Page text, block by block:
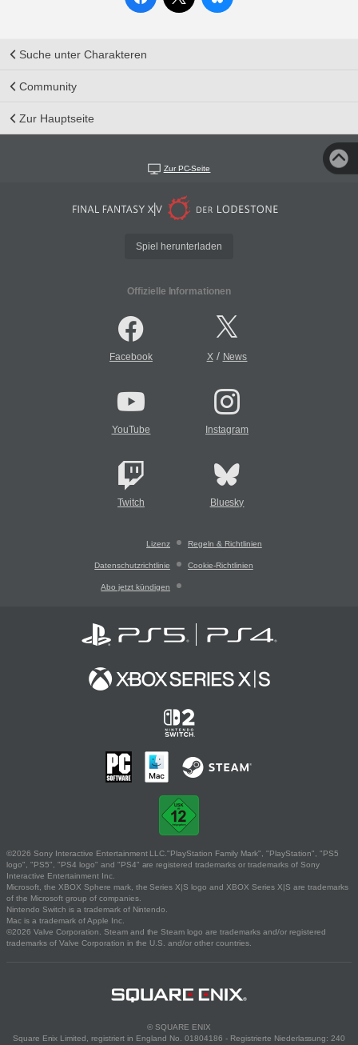
Suche unter Charakteren
Community
Zur Hauptseite
Zur PC-Seite
Spiel herunterladen
Offizielle Informationen
Facebook X/ News
YouTube Instagram
Twitch Bluesky
Lizenz Regeln & Richtlinien
Datenschutzrichtlinie Cookie-Richtlinien
Abo jetzt kündigen
©2026 Sony Interactive Entertainment LLC."PlayStation Family Mark", "PlayStation", "PS5
logo", "PS5", "PS4 logo" and "PS4" are registered trademarks or trademarks of Sony
Interactive Entertainment Inc.
Microsoft, the XBOX Sphere mark, the Series X|S logo and XBOX Series X|S are trademarks
of the Microsoft group of companies.
Nintendo Switch is a trademark of Nintendo.
Mac is a trademark of Apple Inc.
©2026 Valve Corporation. Steam and the Steam logo are trademarks and/or registered
trademarks of Valve Corporation in the U.S. and/or other countries.
© SQUARE ENIX
Square Enix Limited, registriert in England No. 01804186 - Registrierte Niederlassung: 240